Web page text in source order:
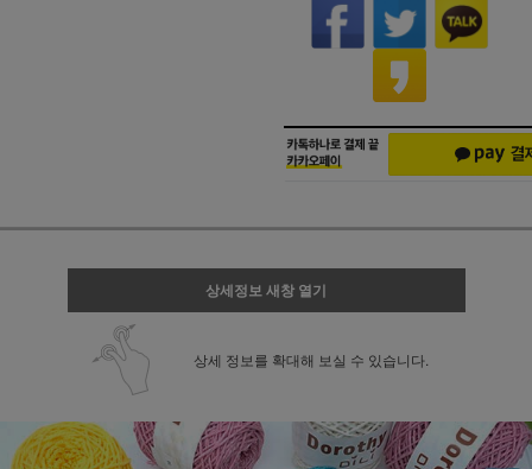
상세정보 새창 열기
상세 정보를 확대해 보실 수 있습니다.